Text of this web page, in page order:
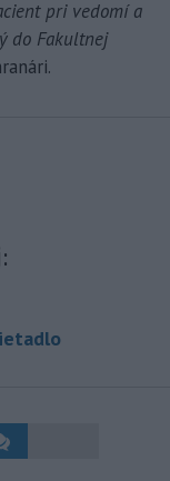
pri vedomí a
do Fakultnej